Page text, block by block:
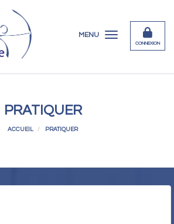
CONNEXION
MENU
PRATIQUER
ACCUEIL PRATIQUER